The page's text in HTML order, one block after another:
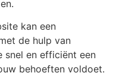
kan een
de hulp van
snel en efficiënt een
behoeften voldoet.